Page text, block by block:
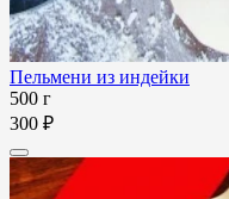
Пельмени из индейки
500 г
300 ₽